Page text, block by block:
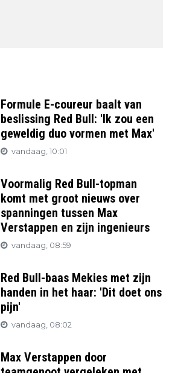
Formule E-coureur baalt van
beslissing Red Bull: 'Ik zou een
geweldig duo vormen met Max'
vandaag, 10:01
Voormalig Red Bull-topman
komt met groot nieuws over
spanningen tussen Max
Verstappen en zijn ingenieurs
vandaag, 08:59
Red Bull-baas Mekies met zijn
handen in het haar: 'Dit doet ons
pijn'
vandaag, 08:02
Max Verstappen door